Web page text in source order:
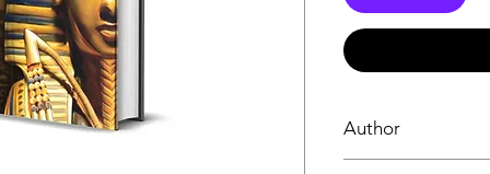
Author